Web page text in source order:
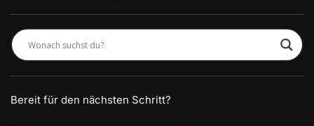
Bereit für den nächsten Schritt?